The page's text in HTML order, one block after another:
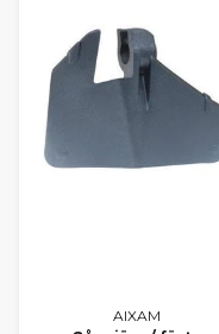
AIXAM